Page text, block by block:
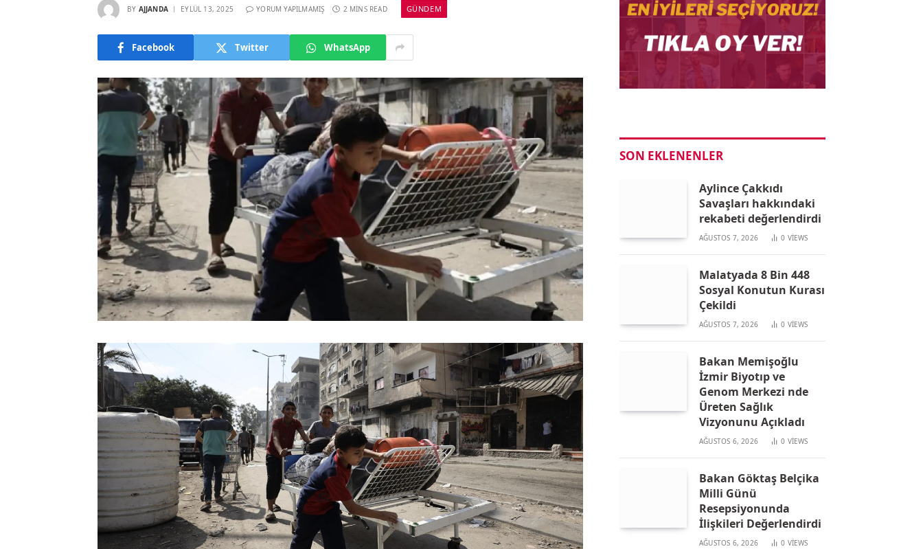
BY AJJANDA EYLÜL 13, 2025 YORUM YAPILMAMIŞ 2 MINS READ GÜNDEM
Facebook Twitter WhatsApp
SON EKLENENLER
Aylince Çakkıdı
Savaşları hakkındaki
rekabeti değerlendirdi
AĞUSTOS 7, 2026 0 VIEWS
Malatyada 8 Bin 448
Sosyal Konutun Kurası
Çekildi
AĞUSTOS 7, 2026 0 VIEWS
Bakan Memişoğlu
İzmir Biyotıp ve
Genom Merkezi nde
Üreten Sağlık
Vizyonunu Açıkladı
AĞUSTOS 6, 2026 0 VIEWS
Bakan Göktaş Belçika
Milli Günü
Resepsiyonunda
İlişkileri Değerlendirdi
AĞUSTOS 6, 2026 0 VIEWS